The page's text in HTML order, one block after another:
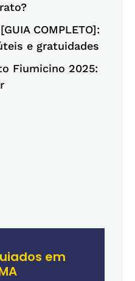
COMPLETO]:
e gratuidades
Fiumicino 2025:
em